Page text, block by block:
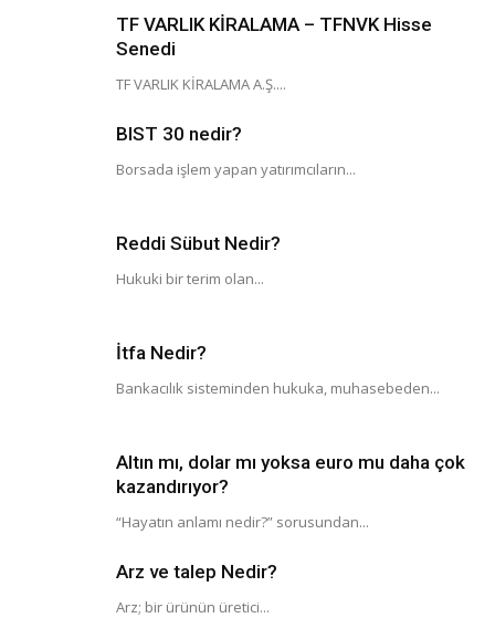
TF VARLIK KİRALAMA – TFNVK Hisse
Senedi
TF VARLIK KİRALAMA A.Ş....
BIST 30 nedir?
Borsada işlem yapan yatırımcıların...
Reddi Sübut Nedir?
Hukuki bir terim olan...
İtfa Nedir?
Bankacılık sisteminden hukuka, muhasebeden...
Altın mı, dolar mı yoksa euro mu daha çok
kazandırıyor?
“Hayatın anlamı nedir?” sorusundan...
Arz ve talep Nedir?
Arz; bir ürünün üretici...